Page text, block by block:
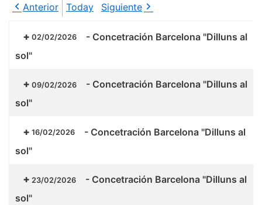
Anterior
Today Siguiente
02/02/2026 - Concetración Barcelona "Dilluns al
sol"
09/02/2026 - Concetración Barcelona "Dilluns al
sol"
16/02/2026 - Concetración Barcelona "Dilluns al
sol"
23/02/2026 - Concetración Barcelona "Dilluns al
sol"